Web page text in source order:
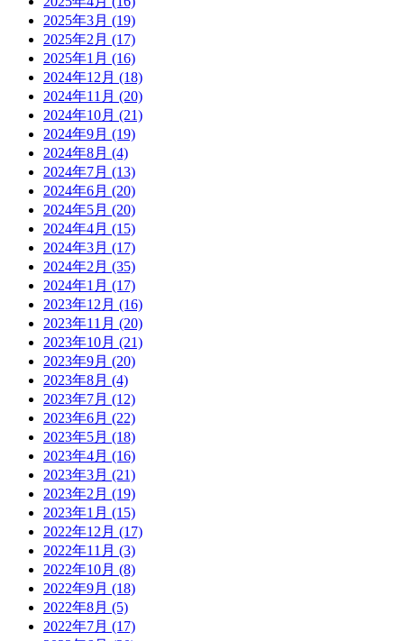
2025年3月 (19)
2025年2月 (17)
2025年1月 (16)
2024年12月 (18)
2024年11月 (20)
2024年10月 (21)
2024年9月 (19)
2024年8月 (4)
2024年7月 (13)
2024年6月 (20)
2024年5月 (20)
2024年4月 (15)
2024年3月 (17)
2024年2月 (35)
2024年1月 (17)
2023年12月 (16)
2023年11月 (20)
2023年10月 (21)
2023年9月 (20)
2023年8月 (4)
2023年7月 (12)
2023年6月 (22)
2023年5月 (18)
2023年4月 (16)
2023年3月 (21)
2023年2月 (19)
2023年1月 (15)
2022年12月 (17)
2022年11月 (3)
2022年10月 (8)
2022年9月 (18)
2022年8月 (5)
2022年7月 (17)